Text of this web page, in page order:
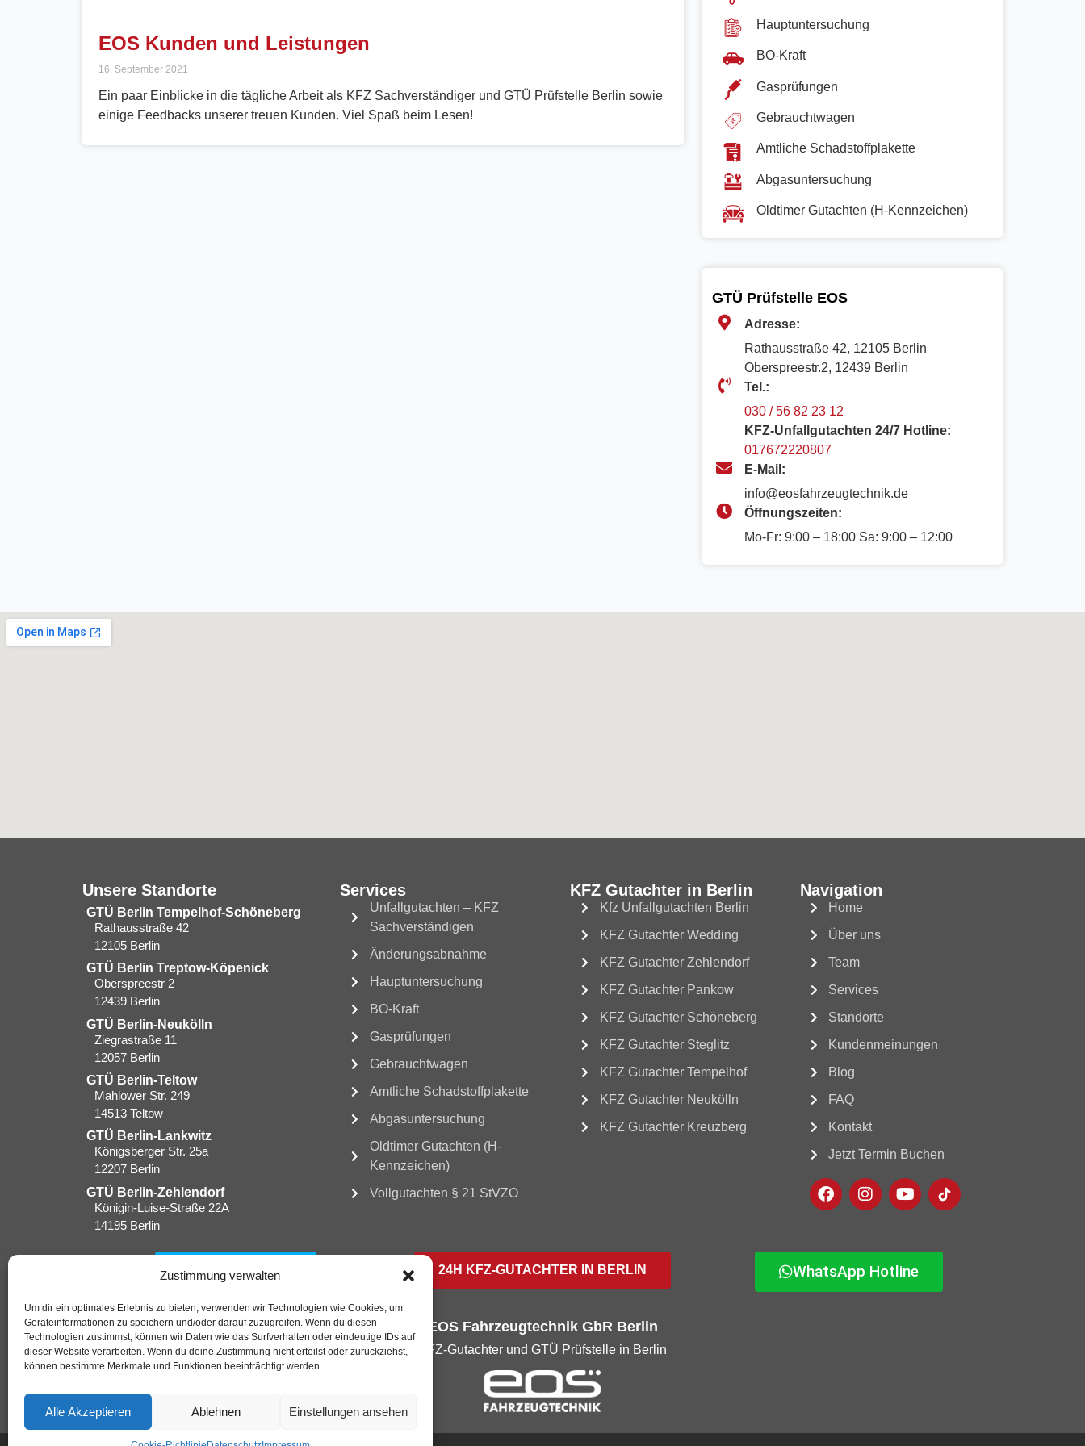
Zustimmung verwalten
Um dir ein optimales Erlebnis zu bieten, verwenden wir Technologien wie Cookies, um
Geräteinformationen zu speichern und/oder darauf zuzugreifen. Wenn du diesen
Technologien zustimmst, können wir Daten wie das Surfverhalten oder eindeutige IDs auf
dieser Website verarbeiten. Wenn du deine Zustimmung nicht erteilst oder zurückziehst,
können bestimmte Merkmale und Funktionen beeinträchtigt werden.
Alle Akzeptieren Ablehnen Einstellungen ansehen
EOS Kunden und Leistungen
16. September 2021
Ein paar Einblicke in die tägliche Arbeit als KFZ Sachverständiger und GTÜ Prüfstelle Berlin sowie
einige Feedbacks unserer treuen Kunden. Viel Spaß beim Lesen!
Hauptuntersuchung
BO-Kraft
Gasprüfungen
Gebrauchtwagen
Amtliche Schadstoffplakette
Abgasuntersuchung
Oldtimer Gutachten (H-Kennzeichen)
GTÜ Prüfstelle EOS
Adresse:
Rathausstraße 42, 12105 Berlin
Oberspreestr.2, 12439 Berlin​
Tel.:
030 / 56 82 23 12
KFZ-Unfallgutachten 24/7 Hotline:
017672220807
E-Mail:
info@eosfahrzeugtechnik.de
Öffnungszeiten:
Mo-Fr: 9:00 – 18:00 Sa: 9:00 – 12:00
Unsere Standorte
GTÜ Berlin Tempelhof-Schöneberg
Rathausstraße 42
12105 Berlin
GTÜ Berlin Treptow-Köpenick
Oberspreestr 2
12439 Berlin​
GTÜ Berlin-Neukölln
Ziegrastraße 11
12057 Berlin
GTÜ Berlin-Teltow
Mahlower Str. 249
14513 Teltow
GTÜ Berlin-Lankwitz
Königsberger Str. 25a
12207 Berlin
GTÜ Berlin-Zehlendorf
Königin-Luise-Straße 22A
14195 Berlin
Services
Unfallgutachten – KFZ
Sachverständigen
Änderungsabnahme
Hauptuntersuchung
BO-Kraft
Gasprüfungen
Gebrauchtwagen
Amtliche Schadstoffplakette
Abgasuntersuchung
Oldtimer Gutachten (H-
Kennzeichen)
Vollgutachten § 21 StVZO
KFZ Gutachter in Berlin
Kfz Unfallgutachten Berlin
KFZ Gutachter Wedding
KFZ Gutachter Zehlendorf
KFZ Gutachter Pankow
KFZ Gutachter Schöneberg
KFZ Gutachter Steglitz
KFZ Gutachter Tempelhof
KFZ Gutachter Neukölln
KFZ Gutachter Kreuzberg
Navigation
Home
Über uns
Team
Services
Standorte
Kundenmeinungen
Blog
FAQ
Kontakt
Jetzt Termin Buchen
0176 72 22 08 07 24H KFZ-GUTACHTER IN BERLIN WhatsApp Hotline
EOS Fahrzeugtechnik GbR Berlin
KFZ-Gutachter und GTÜ Prüfstelle in Berlin